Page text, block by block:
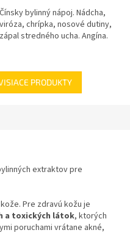
Čínsky bylinný nápoj. Nádcha,
viróza, chrípka, nosové dutiny,
zápal stredného ucha. Angína.
PRODUKTY
extraktov pre
Pre zdravú kožu je
a toxických látok, ktorých
poruchami vrátane akné,